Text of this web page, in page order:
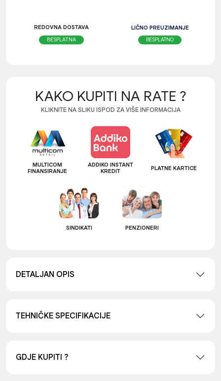
REDOVNA DOSTAVA
BESPLATNA
LIČNO PREUZIMANJE
BESPLATNO
KAKO KUPITI NA RATE ?
KLIKNITE NA SLIKU ISPOD ZA VIŠE INFORMACIJA
MULTICOM
FINANSIRANJE
ADDIKO INSTANT
KREDIT
PLATNE KARTICE
SINDIKATI PENZIONERI
DETALJAN OPIS
TEHNIČKE SPECIFIKACIJE
GDJE KUPITI ?